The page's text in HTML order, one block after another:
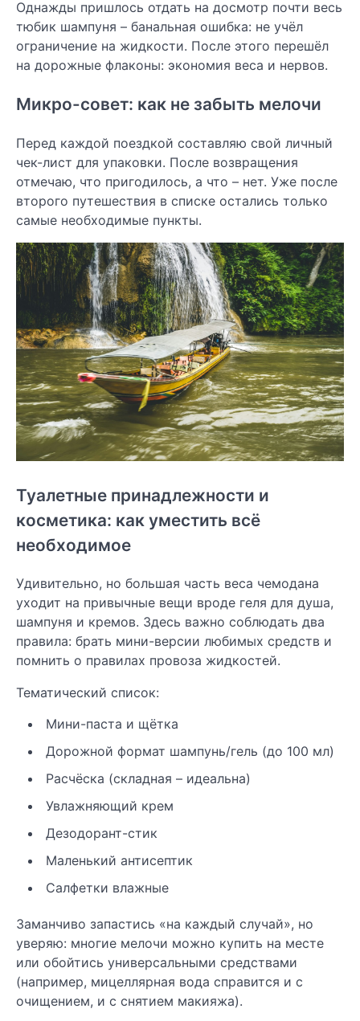
Однажды пришлось отдать на досмотр почти весь
тюбик шампуня – банальная ошибка: не учёл
ограничение на жидкости. После этого перешёл
на дорожные флаконы: экономия веса и нервов.
Микро-совет: как не забыть мелочи
Перед каждой поездкой составляю свой личный
чек-лист для упаковки. После возвращения
отмечаю, что пригодилось, а что – нет. Уже после
второго путешествия в списке остались только
самые необходимые пункты.
Туалетные принадлежности и
косметика: как уместить всё
необходимое
Удивительно, но большая часть веса чемодана
уходит на привычные вещи вроде геля для душа,
шампуня и кремов. Здесь важно соблюдать два
правила: брать мини-версии любимых средств и
помнить о правилах провоза жидкостей.
Тематический список:
Мини-паста и щётка
Дорожной формат шампунь/гель (до 100 мл)
Расчёска (складная – идеальна)
Увлажняющий крем
Дезодорант-стик
Маленький антисептик
Салфетки влажные
Заманчиво запастись «на каждый случай», но
уверяю: многие мелочи можно купить на месте
или обойтись универсальными средствами
(например, мицеллярная вода справится и с
очищением, и с снятием макияжа).